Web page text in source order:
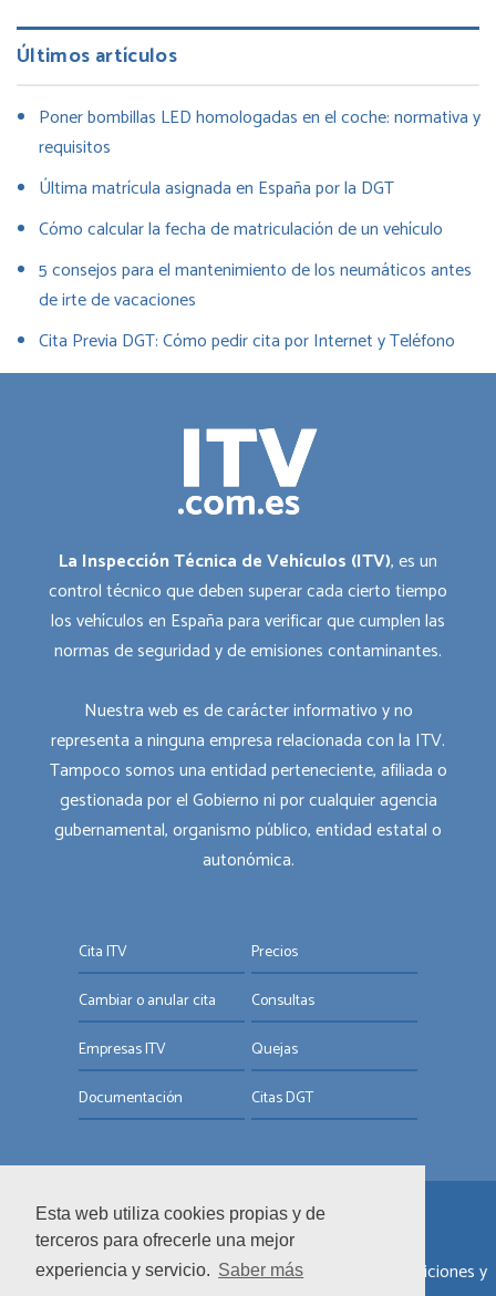
Esta web utiliza cookies propias y de
terceros para ofrecerle una mejor
experiencia y servicio. Saber más
Últimos artículos
Poner bombillas LED homologadas en el coche: normativa y
requisitos
Última matrícula asignada en España por la DGT
Cómo calcular la fecha de matriculación de un vehículo
5 consejos para el mantenimiento de los neumáticos antes
de irte de vacaciones
Cita Previa DGT: Cómo pedir cita por Internet y Teléfono
La Inspección Técnica de Vehículos (ITV), es un
control técnico que deben superar cada cierto tiempo
los vehículos en España para verificar que cumplen las
normas de seguridad y de emisiones contaminantes.
Nuestra web es de carácter informativo y no
representa a ninguna empresa relacionada con la ITV.
Tampoco somos una entidad perteneciente, afiliada o
gestionada por el Gobierno ni por cualquier agencia
gubernamental, organismo público, entidad estatal o
autonómica.
Cita ITV
Cambiar o anular cita
Empresas ITV
Documentación
Precios
Consultas
Quejas
Citas DGT
© ITV.com.es
Sobre nosotros|Informar de un error|Términos y condiciones y